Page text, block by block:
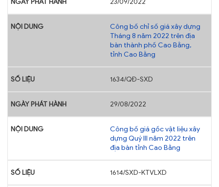
23/09/2022
Công bố chỉ số giá xây dựng
Tháng 8 năm 2022 trên địa
bàn thành phố Cao Bằng,
tỉnh Cao Bằng
1634/QĐ-SXD
29/08/2022
Công bố giá gốc vật liệu xây
dựng Quý III năm 2022 trên
địa bàn tỉnh Cao Bằng
1614/SXD-KTVLXD